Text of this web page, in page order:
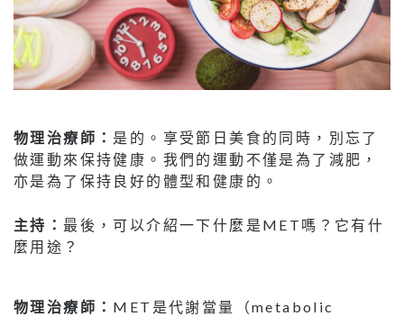
物理治療師： 是的。享受節日美食的同時，別忘了
做運動來保持健康。我們的運動不僅是為了減肥，
亦是為了保持良好的體型和健康的。
主持： 最後，可以介紹一下什麼是MET嗎？它有什
麼用途？
物理治療師： MET是代謝當量（metabolic